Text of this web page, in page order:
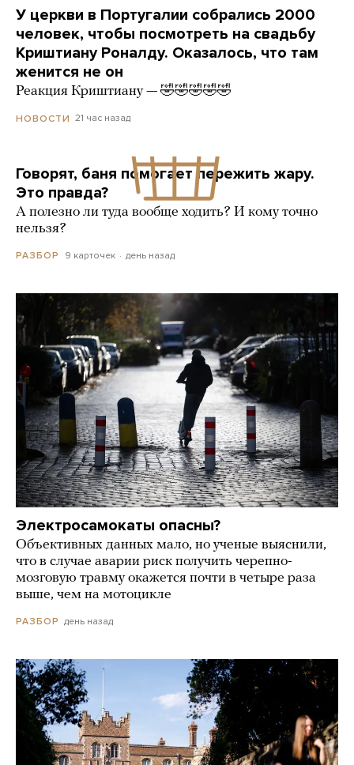
У церкви в Португалии собрались 2000
человек, чтобы посмотреть на свадьбу
Криштиану Роналду. Оказалось, что там
женится не он
Реакция Криштиану — 🤣🤣🤣🤣🤣
НОВОСТИ 21 час назад
Говорят, баня помогает пережить жару.
Это правда?
А полезно ли туда вообще ходить? И кому точно
нельзя?
РАЗБОР 9 карточек день назад
Электросамокаты опасны?
Объективных данных мало, но ученые выяснили,
что в случае аварии риск получить черепно-
мозговую травму окажется почти в четыре раза
выше, чем на мотоцикле
РАЗБОР день назад